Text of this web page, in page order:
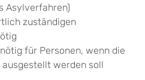
Asylverfahren)
zuständigen
für Personen, wenn die
werden soll